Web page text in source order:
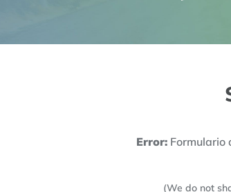
Error: Formulario
(We do not